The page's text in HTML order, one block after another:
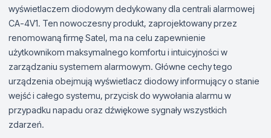
wyświetlaczem diodowym dedykowany dla centrali alarmowej
CA-4V1. Ten nowoczesny produkt, zaprojektowany przez
renomowaną firmę Satel, ma na celu zapewnienie
użytkownikom maksymalnego komfortu i intuicyjności w
zarządzaniu systemem alarmowym. Główne cechy tego
urządzenia obejmują wyświetlacz diodowy informujący o stanie
wejść i całego systemu, przycisk do wywołania alarmu w
przypadku napadu oraz dźwiękowe sygnały wszystkich
zdarzeń.